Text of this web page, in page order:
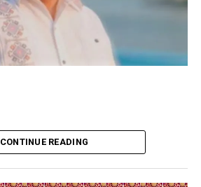
CONTINUE READING